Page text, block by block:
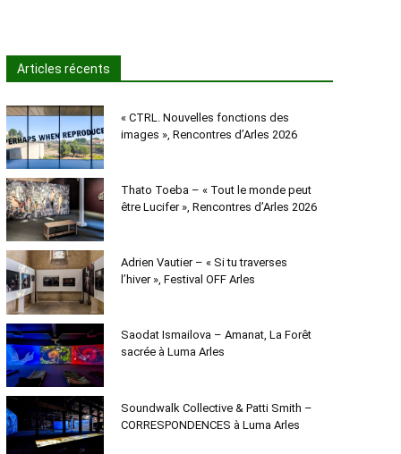
Articles récents
« CTRL. Nouvelles fonctions des
images », Rencontres d’Arles 2026
Thato Toeba – « Tout le monde peut
être Lucifer », Rencontres d’Arles 2026
Adrien Vautier – « Si tu traverses
l’hiver », Festival OFF Arles
Saodat Ismailova – Amanat, La Forêt
sacrée à Luma Arles
Soundwalk Collective & Patti Smith –
CORRESPONDENCES à Luma Arles